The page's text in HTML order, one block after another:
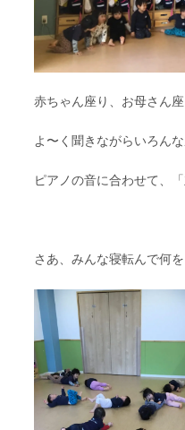
赤ちゃん座り、お母さん
よ〜く聞きながらいろん
ピアノの音に合わせて、
さあ、みんな寝転んで何